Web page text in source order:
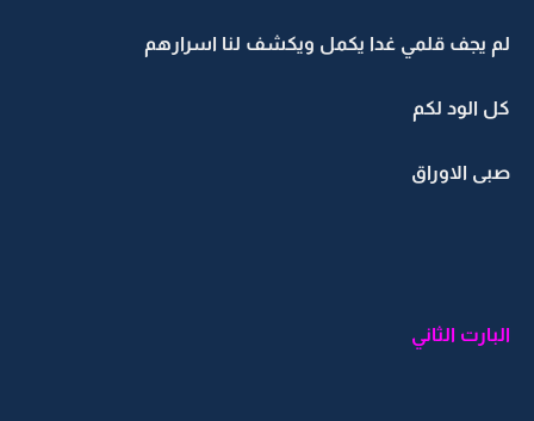
لم يجف قلمي غدا يكمل ويكشف لنا اسرارهم
كل الود لكم
صبى الاوراق
البارت الثاني